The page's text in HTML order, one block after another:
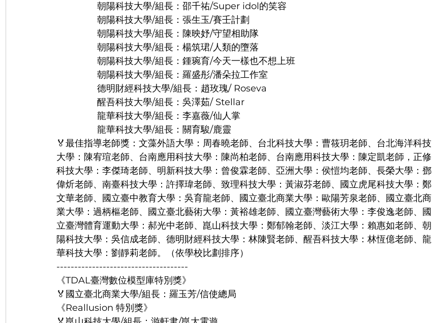
朝陽科技大學/組長：邵千祐/Super idol的笑容
朝陽科技大學/組長：張生玉/賽壬計劃
朝陽科技大學/組長：陳映妤/守望相助隊
朝陽科技大學/組長：楊筑珺/人類的墮落
朝陽科技大學/組長：鍾琬育/今天一樣也不想上班
朝陽科技大學/組長：羅盛彤/潘朵拉工作室
德明財經科技大學/組長：趙玫瑰/ Roseva
醒吾科技大學/組長：吳澤茹/ Stellar
龍華科技大學/組長：李嘉薇/仙人掌
龍華科技大學/組長：關育駿/鹿靈
🏅最佳指導老師獎：文藻外語大學：周春曉老師、台北科技大學：曹筱玥老師、台北海洋科技
大學：陳宥瑄老師、台南應用科技大學：陳尚柏老師、台南應用科技大學：陳定凱老師，正修
科技大學：李傑琦老師、明新科技大學：曾俊霖老師、亞洲大學：侯愷均老師、長榮大學：鄧
偉炘老師、南臺科技大學：許擇瑋老師、致理科技大學：黃淑芬老師、國立虎尾科技大學：鄭
文華老師、國立臺中教育大學：吳育龍老師、國立臺北商業大學：歐陽芳泉老師、國立臺北商
業大學：過柄樞老師、國立臺北藝術大學：黃裕雄老師、國立臺灣藝術大學：李俊逸老師、國
立臺灣體育運動大學：郝光中老師、崑山科技大學：鄭郁翰老師、淡江大學：賴惠如老師、朝
陽科技大學：吳信成老師、德明財經科技大學：林陳賢老師、醒吾科技大學：林恆億老師、龍
華科技大學：劉靜莉老師。（依學校比劃排序）
-------------------------------------
《TDAL臺灣數位模型庫特別獎》
🏅國立臺北商業大學/組長：羅玉芳/信使總局
《Reallusion 特別獎》